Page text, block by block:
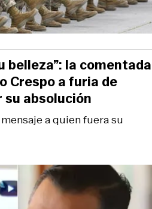
a quien fuera su
belleza”: la comentada
Crespo a furia de
su absolución